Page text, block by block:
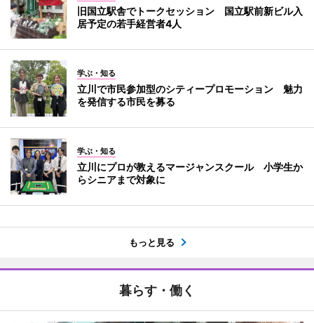
旧国立駅舎でトークセッション 国立駅前新ビル入
居予定の若手経営者4人
学ぶ・知る
立川で市民参加型のシティープロモーション 魅力
を発信する市民を募る
学ぶ・知る
立川にプロが教えるマージャンスクール 小学生か
らシニアまで対象に
もっと見る
暮らす・働く